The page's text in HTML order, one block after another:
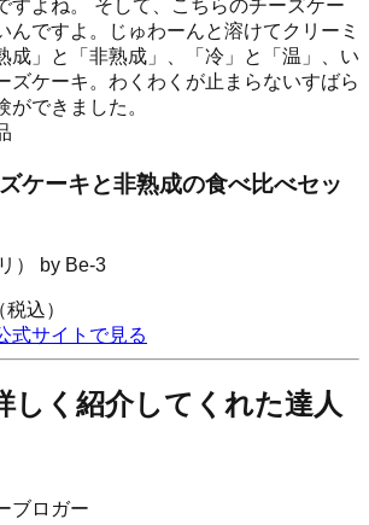
すよね。 そして、こちらのチーズケー
んですよ。じゅわーんと溶けてクリーミ
成」と「非熟成」、「冷」と「温」、い
ズケーキ。わくわくが止まらないすばら
ができました。
ケーキと非熟成の食べ比べセッ
） by Be-3
税込）
式サイトで見る
しく紹介してくれた達人
ブロガー